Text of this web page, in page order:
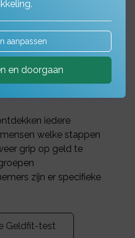
we aan één centrale
Geldfit.
kaart van
iedere
welke stappen
grip op geld te
zijn er specifieke
Geldfit-test
aanpassen
en doorgaan